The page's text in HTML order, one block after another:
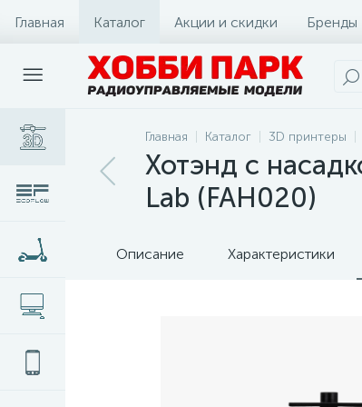
Главная Каталог Акции и скидки Бренды
Главная Каталог 3D принтеры
Хотэнд с
Lab (FAH020)
Описание Характеристики